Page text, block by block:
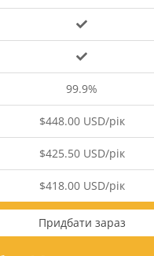
99.9%
$448.00 USD/рік
$425.50 USD/рік
$418.00 USD/рік
Придбати зараз